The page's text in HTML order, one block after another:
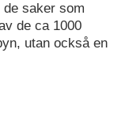
saker som
de ca 1000
utan också en